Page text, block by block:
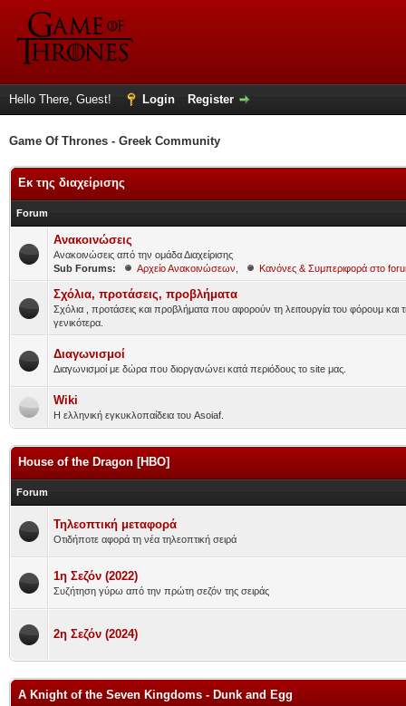
Hello There, Guest! Login Register
Game Of Thrones - Greek Community
Εκ της διαχείρισης
Forum
Ανακοινώσεις
Ανακοινώσεις από την ομάδα Διαχείρισης
Sub Forums:
Αρχείο Ανακοινώσεων Κανόνες & Συμπεριφορά στο
Σχόλια, προτάσεις, προβλήματα
Σχόλια , προτάσεις και προβλήματα που αφορούν τη λειτουργία του φόρουμ και
γενικότερα.
Διαγωνισμοί
Διαγωνισμοί με δώρα που διοργανώνει κατά περιόδους το site μας.
Wiki
Η ελληνική εγκυκλοπαίδεια του Asoiaf.
House of the Dragon [HBO]
Forum
Τηλεοπτική μεταφορά
Οτιδήποτε αφορά τη νέα τηλεοπτική σειρά
1η Σεζόν (2022)
Συζήτηση γύρω από την πρώτη σεζόν της σειράς
2η Σεζόν (2024)
A Knight of the Seven Kingdoms - Dunk and Egg